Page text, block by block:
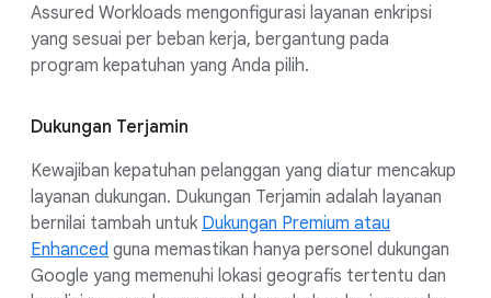
Assured Workloads mengonfigurasi layanan enkripsi
yang sesuai per beban kerja, bergantung pada
program kepatuhan yang Anda pilih.
Dukungan Terjamin
Kewajiban kepatuhan pelanggan yang diatur mencakup
layanan dukungan. Dukungan Terjamin adalah layanan
bernilai tambah untuk Dukungan Premium atau
Enhanced guna memastikan hanya personel dukungan
Google yang memenuhi lokasi geografis tertentu dan